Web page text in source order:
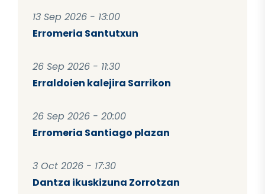
13 Sep 2026 - 13:00
Erromeria Santutxun
26 Sep 2026 - 11:30
Erraldoien kalejira Sarrikon
26 Sep 2026 - 20:00
Erromeria Santiago plazan
3 Oct 2026 - 17:30
Dantza ikuskizuna Zorrotzan